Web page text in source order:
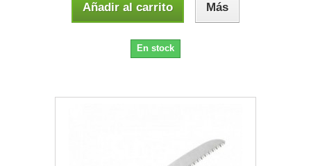
Añadir al carrito Más
En stock